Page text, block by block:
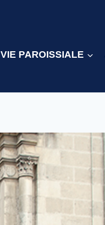
VIE PAROISSIALE